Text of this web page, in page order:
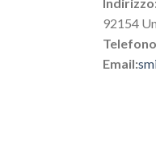
92154
Email: